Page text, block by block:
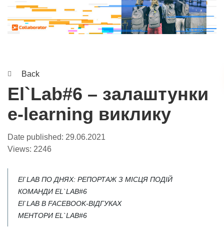
Back
El`Lab#6 – залаштунки
e-learning виклику
Date published: 29.06.2021
Views: 2246
El`LAB ПО ДНЯХ: РЕПОРТАЖ З МІСЦЯ ПОДІЙ
КОМАНДИ EL`LAB#6
El`LAB В FACEBOOK-ВІДГУКАХ
МЕНТОРИ EL`LAB#6